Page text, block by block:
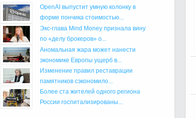
OpenAI выпустит умную колонку в
форме пончика стоимостью...
Экс-глава Mind Money признала вину
по «делу брокеров» о...
Аномальная жара может нанести
экономике Европы ущерб в...
Изменение правил реставрации
памятников сэкономило...
Более ста жителей одного региона
России госпитализированы...